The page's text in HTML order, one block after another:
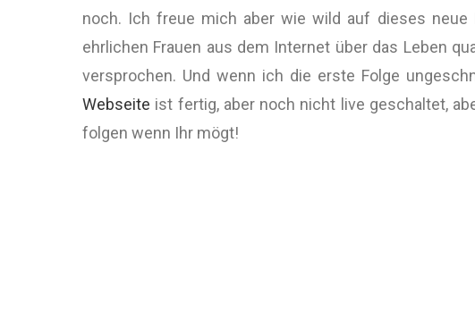
noch. Ich freue mich aber wie wild auf dieses
ehrlichen Frauen aus dem Internet über das Leben
versprochen. Und wenn ich die erste Folge
Webseite ist fertig, aber noch nicht live geschaltet,
folgen wenn Ihr mögt!